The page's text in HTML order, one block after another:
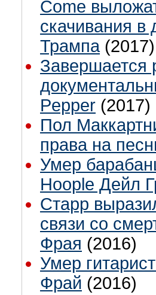
Come
скачивания в
Трампа (2017)
Завершается
Pepper (2017)
Пол
права на
Умер
Hoople Дейл
Старр
связи со
Фрая (2016)
Умер
Фрай (2016)